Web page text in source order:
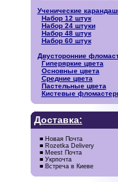
Ученические
Набор 12 штук
Набор 24 штуки
Набор 48 штук
Набор 60 штук
Двусторонние
Гиперяркие цвета
Основные цвета
Средние цвета
Пастельные цвета
Кистевые
Доставка:
■ Новая Почта
■ Rozetka Delivery
■ Meest Почта
■ Укрпочта
■ Встреча в Киеве